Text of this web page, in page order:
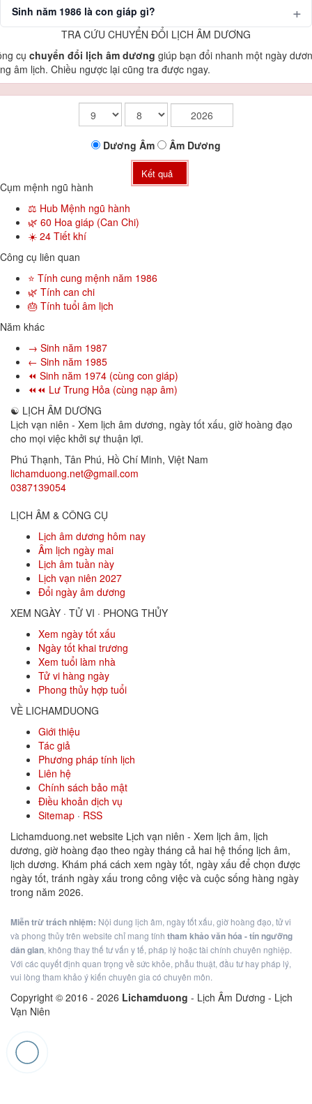
Sinh năm 1986 là con giáp gì?
TRA CỨU CHUYỂN ĐỔI LỊCH ÂM DƯƠNG
cụ chuyển đổi lịch âm dương giúp bạn đổi nhanh một ngày
âm lịch. Chiều ngược lại cũng tra được ngay.
Dương Âm Âm Dương
Kết quả
Cụm mệnh ngũ hành
⚖️ Hub Mệnh ngũ hành
🌿 60 Hoa giáp (Can Chi)
☀️ 24 Tiết khí
Công cụ liên quan
⭐ Tính cung mệnh năm 1986
🌿 Tính can chi
🎂 Tính tuổi âm lịch
Năm khác
→ Sinh năm 1987
← Sinh năm 1985
⏪ Sinh năm 1974 (cùng con giáp)
⏪⏪ Lư Trung Hỏa (cùng nạp âm)
☯ LỊCH ÂM DƯƠNG
Lịch vạn niên - Xem lịch âm dương, ngày tốt xấu, giờ hoàng đạo
cho mọi việc khởi sự thuận lợi.
Phú Thạnh, Tân Phú, Hồ Chí Minh, Việt Nam
lichamduong.net@gmail.com
0387139054
LỊCH ÂM & CÔNG CỤ
Lịch âm dương hôm nay
Âm lịch ngày mai
Lịch âm tuần này
Lịch vạn niên 2027
Đổi ngày âm dương
XEM NGÀY · TỬ VI · PHONG THỦY
Xem ngày tốt xấu
Ngày tốt khai trương
Xem tuổi làm nhà
Tử vi hàng ngày
Phong thủy hợp tuổi
VỀ LICHAMDUONG
Giới thiệu
Tác giả
Phương pháp tính lịch
Liên hệ
Chính sách bảo mật
Điều khoản dịch vụ
Sitemap · RSS
Lichamduong.net website Lịch vạn niên - Xem lịch âm, lịch
dương, giờ hoàng đạo theo ngày tháng cả hai hệ thống lịch âm,
lịch dương. Khám phá cách xem ngày tốt, ngày xấu để chọn được
ngày tốt, tránh ngày xấu trong công việc và cuộc sống hàng ngày
trong năm 2026.
Miễn trừ trách nhiệm: Nội dung lịch âm, ngày tốt xấu, giờ hoàng đạo, tử vi
và phong thủy trên website chỉ mang tính tham khảo văn hóa - tín ngưỡng
dân gian, không thay thế tư vấn y tế, pháp lý hoặc tài chính chuyên nghiệp.
Với các quyết định quan trọng về sức khỏe, phẫu thuật, đầu tư hay pháp lý,
vui lòng tham khảo ý kiến chuyên gia có chuyên môn.
Copyright © 2016 - 2026 Lichamduong - Lịch Âm Dương - Lịch
Vạn Niên